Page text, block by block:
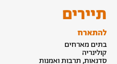
תיירים
להתארח
בתים מארחים
קולינריה
סדנאות, תרבות ואמנות